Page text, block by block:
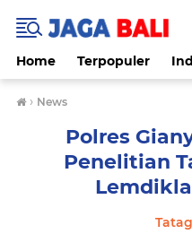
Home Terpopuler
› News
Polres
Penelitian